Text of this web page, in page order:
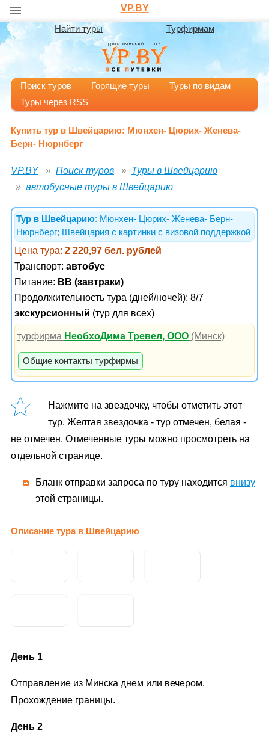
VP.BY
Найти туры Турфирмам
Поиск туров Горящие туры
Туры по видам
Туры через RSS
Купить тур в Швейцарию: Мюнхен- Цюрих- Женева-
Берн- Нюрнберг
VP.BY Поиск туров
Туры в Швейцарию
автобусные туры в Швейцарию
Тур в Швейцарию: Мюнхен- Цюрих- Женева- Берн-
Нюрнберг; Швейцария с картинки с визовой поддержкой
Цена тура: 2 220,97 бел. рублей
Транспорт: автобус
Питание: BB (завтраки)
Продолжительность тура (дней/ночей): 8/7
экскурсионный (тур для всех)
турфирма НеобхоДима Тревел, ООО (Минск)
Общие контакты турфирмы
Нажмите на звездочку, чтобы отметить этот
тур. Желтая звездочка - тур отмечен, белая -
не отмечен. Отмеченные туры можно просмотреть на
отдельной странице.
Бланк отправки запроса по туру находится внизу
этой страницы.
Описание тура в Швейцарию
День 1
Отправление из Минска днем или вечером.
Прохождение границы.
День 2